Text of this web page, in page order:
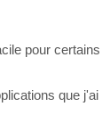
pour
que